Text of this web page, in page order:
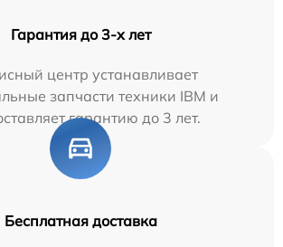
Гарантия до 3-х лет
центр устанавливает
запчасти техники IBM и
гарантию до 3 лет.
Бесплатная доставка